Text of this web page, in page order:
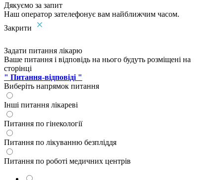
Дякуємо за запит
Наш оператор зателефонує вам найближчим часом.
Закрити
Задати питання лікарю
Ваше питання і відповідь на нього будуть розміщені на
сторінці
" Питання-відповіді "
Виберіть напрямок питання
Інші питання лікареві
Питання по гінекології
Питання по лікуванню безпліддя
Питання по роботі медичних центрів